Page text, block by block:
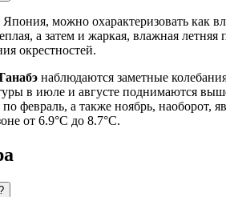
Япония, можно охарактеризовать как
а затем и жаркая, влажная
окрестностей.
наблюдаются заметные
в июле и августе поднимаются
по февраль, а также ноябрь,
от 6.9°C до 8.7°C.